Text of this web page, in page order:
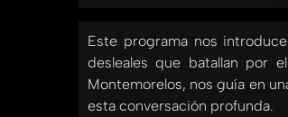
Este programa nos
desleales que batallan por
Montemorelos, nos guía en
esta conversación profunda.